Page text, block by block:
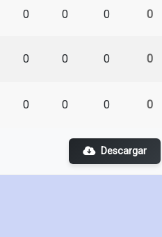
0 0 0 0
0 0 0 0
0 0 0 0
Descargar